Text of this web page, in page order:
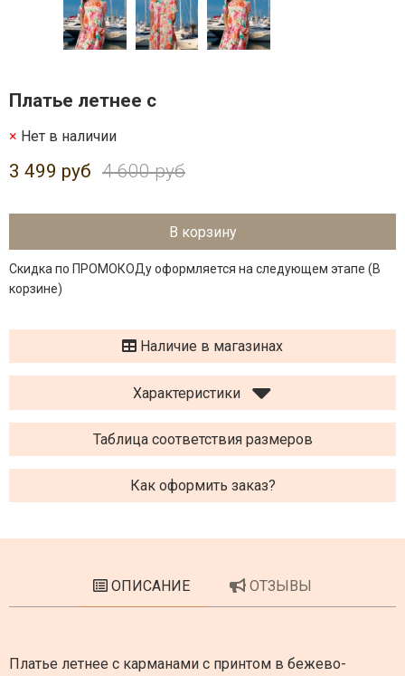
Платье летнее с
Нет в наличии
3 499 руб 4 600 руб
В корзину
Скидка по ПРОМОКОДу оформляется на следующем этапе (В
корзине)
Наличие в магазинах
Характеристики
Таблица соответствия размеров
Как оформить заказ?
ОПИСАНИЕ ОТЗЫВЫ
Платье летнее с карманами с принтом в бежево-